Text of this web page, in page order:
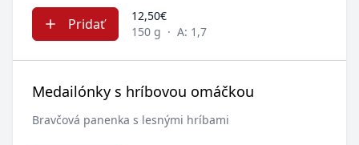
Pridať
12,50€
150 g · A: 1,7
Medailónky s hríbovou omáčkou
Bravčová panenka s lesnými hríbami